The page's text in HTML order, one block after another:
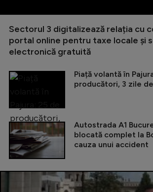
Sectorul 3 digitalizează relația cu
portal online pentru taxe locale și
electronică gratuită
Piață volantă în
producători, 3 zile
Autostrada A1
blocată complet la
cauza unui accident